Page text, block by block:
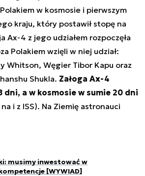
w kosmosie i pierwszym
kraju, który postawił stopę na
Ax-4 z jego udziałem rozpoczęła
Polakiem wzięli w niej udział:
Whitson, Węgier Tibor Kapu oraz
Shukla. Załoga Ax-4
dni, a w kosmosie w sumie 20 dni
i z ISS). Na Ziemię astronauci
musimy inwestować w
[WYWIAD]